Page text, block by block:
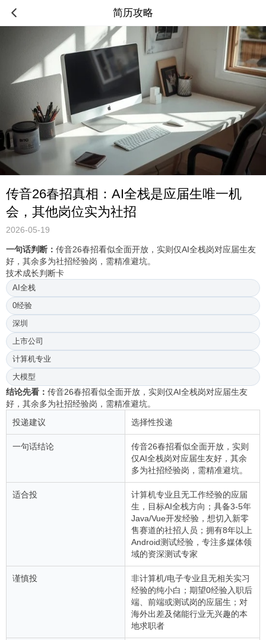
简历攻略
传音26春招真相：AI全栈是应届生唯一机
会，其他岗位实为社招
2026-05-19
一句话判断： 传音26春招看似全面开放，实则仅AI全栈岗对应届生友
好，其余多为社招经验岗，需精准避坑。
技术成长判断卡
AI全栈
0经验
深圳
上市公司
计算机专业
大模型
结论先看： 传音26春招看似全面开放，实则仅AI全栈岗对应届生友
好，其余多为社招经验岗，需精准避坑。
投递建议
选择性投递
一句话结论
传音26春招看似全面开放，实则
仅AI全栈岗对应届生友好，其余
多为社招经验岗，需精准避坑。
适合投
计算机专业且无工作经验的应届
生，目标AI全栈方向；具备3-5年
Java/Vue开发经验，想切入新零
售赛道的社招人员；拥有8年以上
Android测试经验，专注多媒体领
域的资深测试专家
谨慎投
非计算机/电子专业且无相关实习
经验的纯小白；期望0经验入职后
端、前端或测试岗的应届生；对
海外出差及储能行业无兴趣的本
地求职者